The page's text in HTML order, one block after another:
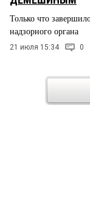
Только что
надзорного органа
21 июля 15:34 0